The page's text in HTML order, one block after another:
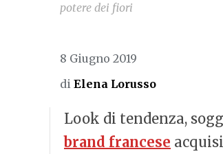
potere dei fiori
8 Giugno 2019
di Elena Lorusso
Look di tendenza,
brand francese